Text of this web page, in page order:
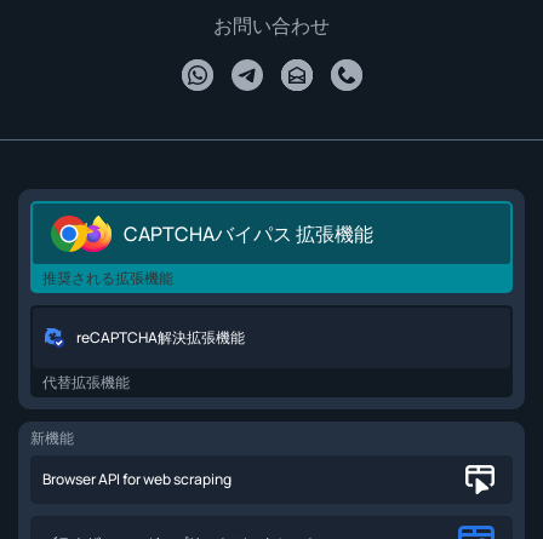
お問い合わせ
CAPTCHAバイパス 拡張機能
推奨される拡張機能
reCAPTCHA解決拡張機能
代替拡張機能
新機能
Browser API for web scraping